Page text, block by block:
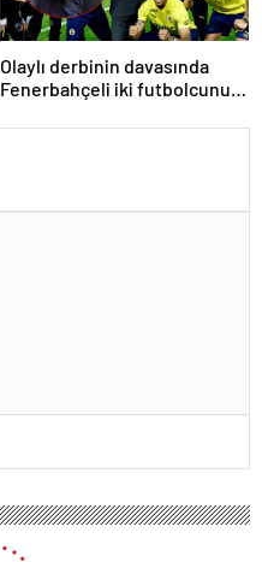
Olaylı derbinin davasında
Fenerbahçeli iki futbolcunun